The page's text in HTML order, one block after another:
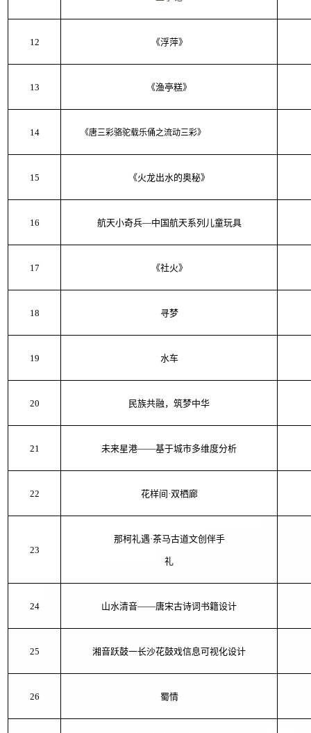
12 《浮萍》
13 《渔亭糕》
14 《唐三彩骆驼载乐俑之流动三彩》
15 《火龙出水的奥秘》
16 航天小奇兵—中国航天系列儿童玩具
17 《社火》
18 寻梦
19 水车
20 民族共融，筑梦中华
21 未来星港——基于城市多维度分析
22 花样间·双栖廊
23
那柯礼遇·茶马古道文创伴手
礼
24 山水清音——唐宋古诗词书籍设计
25 湘音跃鼓一长沙花鼓戏信息可视化设计
26 蜀情